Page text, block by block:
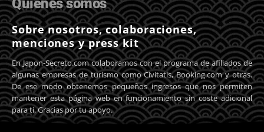
Quiénes somos
Sobre nosotros, colaboraciones,
menciones y press kit
En Japon-Secreto.com colaboramos con el programa de afiliados de
algunas empresas de turismo como Civitatis, Booking.com y otras.
De ese modo obtenemos pequeños ingresos que nos permiten
mantener esta página web en funcionamiento sin coste adicional
para ti. Gracias por tu apoyo.